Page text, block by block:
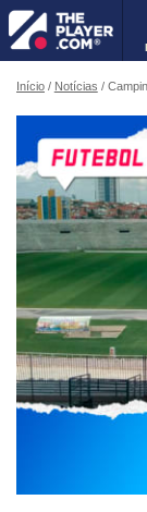
Início Notícias Campinense e